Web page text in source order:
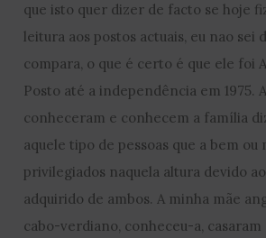
que isto quer dizer de facto se hoje
leitura aos postos actuais, eu nao sei
compara, o que é certo é que ele foi
Posto até a independência em 1975.
conheceram e conhecem a família
aquele tipo de pessoas que a bem ou
privilegiados naquela altura devido
adquirido de ambos. A minha mãe
cabo-verdiano, conheceu-a,